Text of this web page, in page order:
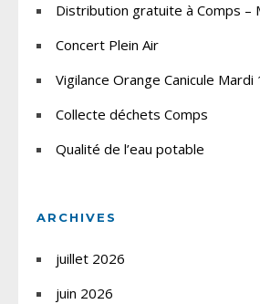
Distribution gratuite à Comps –
Concert Plein Air
Vigilance Orange Canicule
Collecte déchets Comps
Qualité de l’eau potable
ARCHIVES
juillet 2026
juin 2026